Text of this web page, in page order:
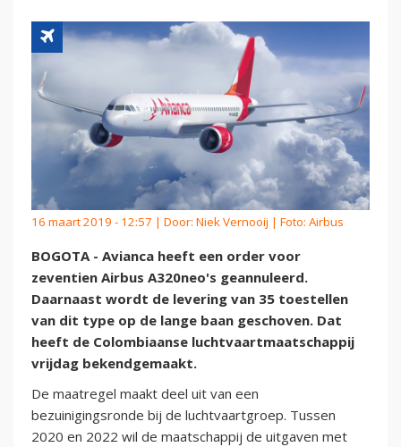
16 maart 2019 - 12:57 | Door: Niek Vernooij | Foto: Airbus
BOGOTA - Avianca heeft een order voor
zeventien Airbus A320neo's geannuleerd.
Daarnaast wordt de levering van 35 toestellen
van dit type op de lange baan geschoven. Dat
heeft de Colombiaanse luchtvaartmaatschappij
vrijdag bekendgemaakt.
De maatregel maakt deel uit van een
bezuinigingsronde bij de luchtvaartgroep. Tussen
2020 en 2022 wil de maatschappij de uitgaven met